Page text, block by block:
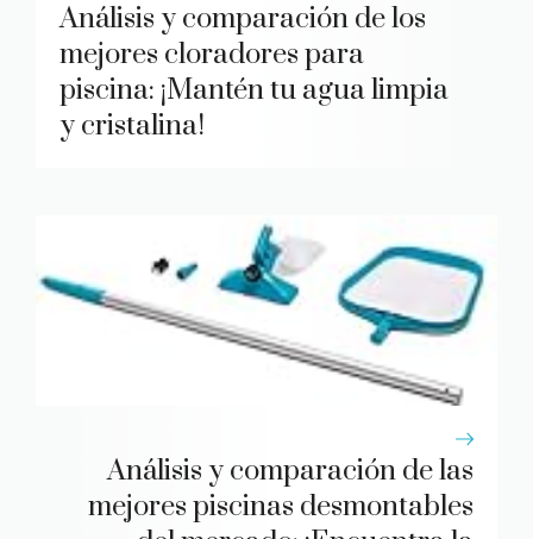
Análisis y comparación de los
mejores cloradores para
piscina: ¡Mantén tu agua limpia
y cristalina!
Análisis y comparación de las
mejores piscinas desmontables